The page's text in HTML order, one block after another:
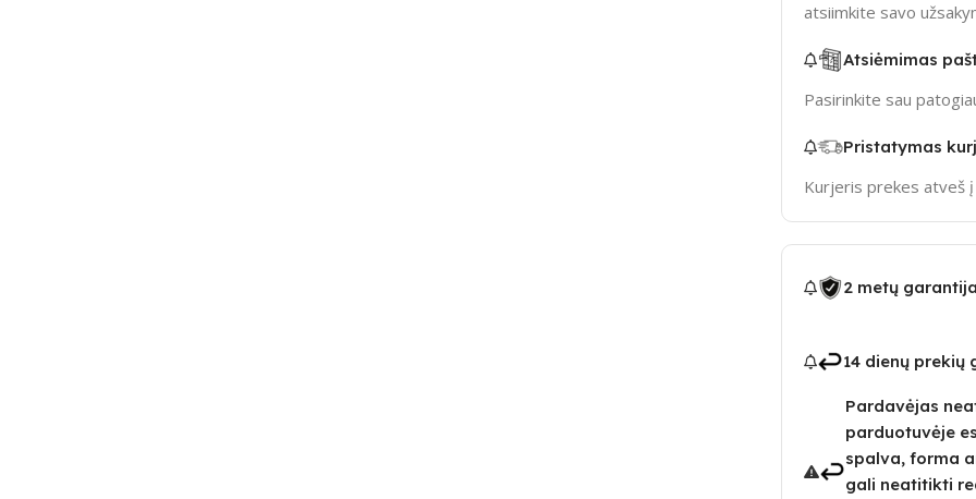
atsiimkite savo
Atsiėmimas
Pasirinkite sau
Pristatymas
Kurjeris prekes atveš
2 metų garantija
14 dienų prekių
Pardavėjas
parduotuvėje
spalva, forma
gali neatitikti